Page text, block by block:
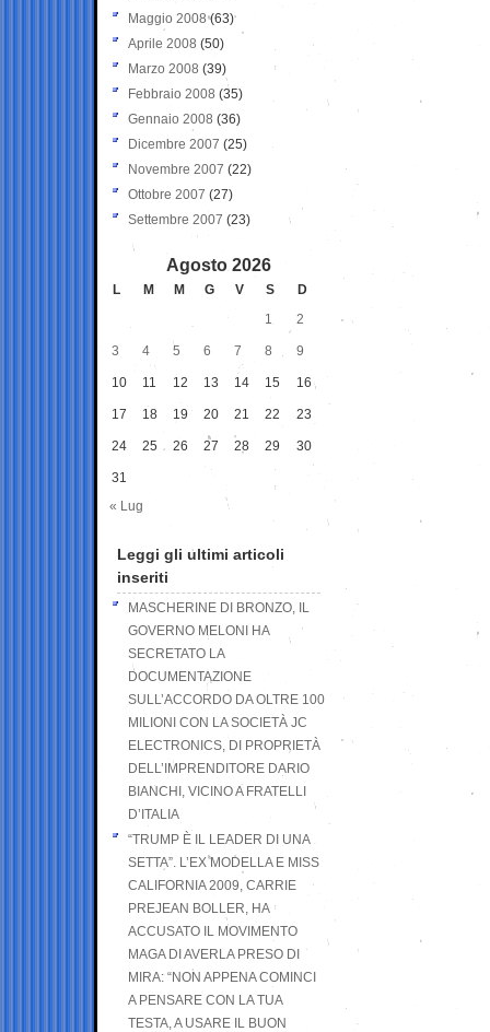
Maggio 2008(63)
Aprile 2008 (50)
Marzo 2008 (39)
Febbraio 2008 (35)
Gennaio 2008 (36)
Dicembre 2007 (25)
Novembre 2007 (22)
Ottobre 2007 (27)
Settembre 2007 (23)
Agosto 2026
L M M G V S
D
1
2
3 4 5 6 7 8 9
10 11 12 13 14 15 16
17 18 19 20 21 22 23
24 25 26 27 28 29 30
31
« Lug
Leggi gli ultimi articoli
inseriti
MASCHERINE DI BRONZO, IL
GOVERNO MELONI HA
SECRETATO LA
DOCUMENTAZIONE
SULL’ACCORDO DA OLTRE 100
MILIONI CON LA SOCIETÀ JC
ELECTRONICS, DI PROPRIETÀ
DELL’IMPRENDITORE DARIO
BIANCHI, VICINO A FRATELLI
D’ITALIA
“TRUMP È IL LEADER DI UNA
SETTA”. L’EX MODELLA E MISS
CALIFORNIA 2009, CARRIE
PREJEAN BOLLER, HA
ACCUSATO IL MOVIMENTO
MAGA DI AVERLA PRESO DI
MIRA: “NON APPENA COMINCI
A PENSARE CON LA TUA
TESTA, A USARE IL BUON